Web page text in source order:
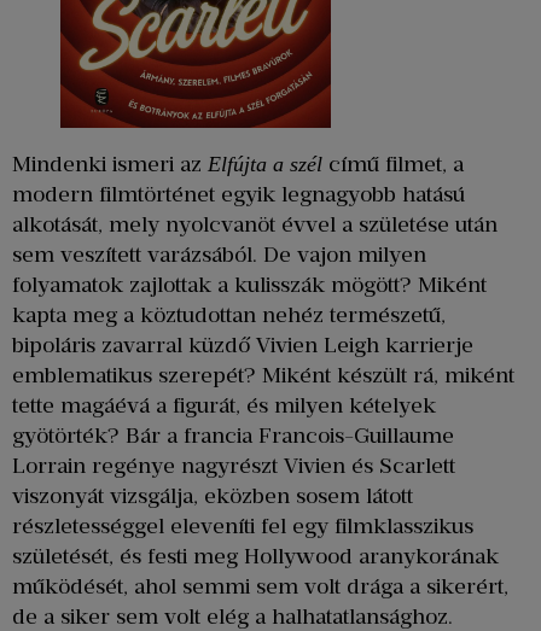
Mindenki ismeri az Elfújta a szél című filmet, a
modern filmtörténet egyik legnagyobb hatású
alkotását, mely nyolcvanöt évvel a születése után
sem veszített varázsából. De vajon milyen
folyamatok zajlottak a kulisszák mögött? Miként
kapta meg a köztudottan nehéz természetű,
bipoláris zavarral küzdő Vivien Leigh karrierje
emblematikus szerepét? Miként készült rá, miként
tette magáévá a figurát, és milyen kételyek
gyötörték? Bár a francia Francois-Guillaume
Lorrain regénye nagyrészt Vivien és Scarlett
viszonyát vizsgálja, eközben sosem látott
részletességgel eleveníti fel egy filmklasszikus
születését, és festi meg Hollywood aranykorának
működését, ahol semmi sem volt drága a sikerért,
de a siker sem volt elég a halhatatlansághoz.